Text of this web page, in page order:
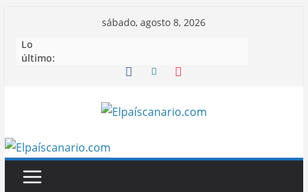
contenido
sábado, agosto 8, 2026
Lo
último: